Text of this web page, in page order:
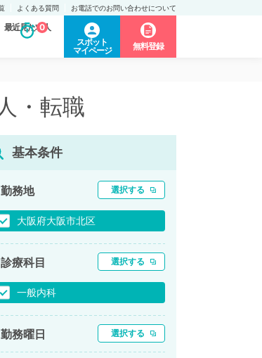
よくある質問 お電話でのお問い合わせについて
最近見た求人
0
スポット
マイページ
無料登録
・転職
基本条件
勤務地 選択する
大阪府大阪市北区
診療科目 選択する
一般内科
勤務曜日 選択する